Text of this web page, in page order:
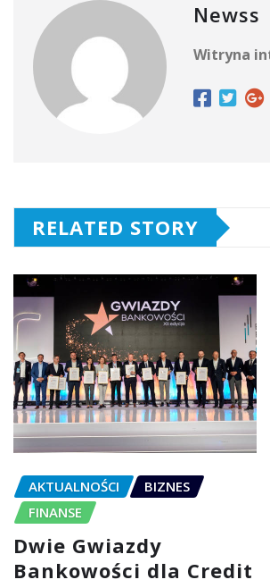
Newss
Witryna
RELATED STORY
AKTUALNOŚCI
BIZNES
FINANSE
Dwie Gwiazdy
Bankowości dla Credit